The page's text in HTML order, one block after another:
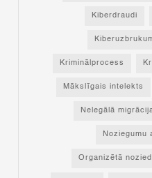
Kiberdraudi
Kriminālprocess
Mākslīgais intelekts
Nelegālā
Noziegumu
Organizētā